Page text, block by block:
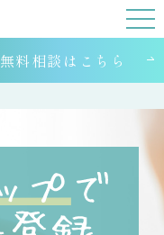
無料相談はこちら